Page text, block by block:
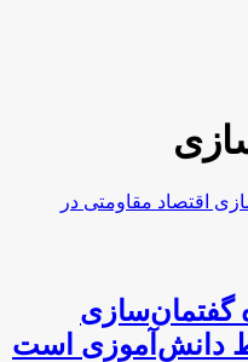
گفتمان‌سازی
دانش‌آموزی است